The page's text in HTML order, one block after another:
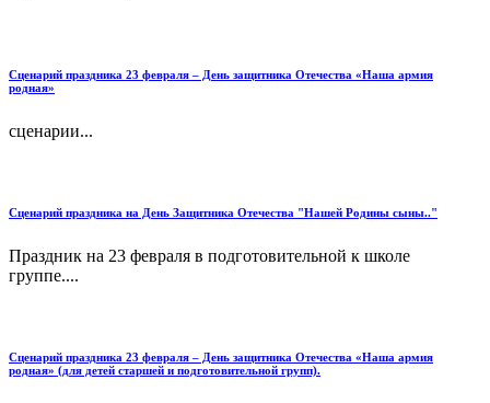
Сценарий праздника 23 февраля – День защитника Отечества «Наша армия
родная»
сценарии...
Сценарий праздника на День Защитника Отечества "Нашей Родины сыны.."
Праздник на 23 февраля в подготовительной к школе
группе....
Сценарий праздника 23 февраля – День защитника Отечества «Наша армия
родная» (для детей старшей и подготовительной групп).